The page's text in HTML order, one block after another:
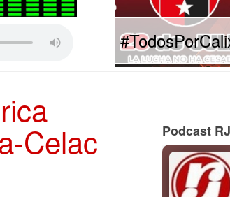
Celac Podcast RJ